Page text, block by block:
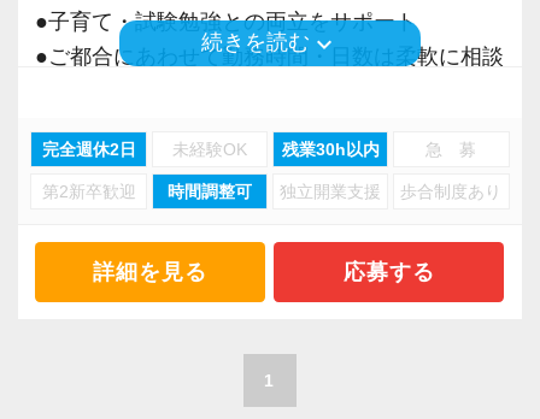
Q. 当事務所を選んだ理由は？
A. 幅広い業務を経験できる点に魅力を感じ、入
Q. 実際に働いてみてどうですか？
A. さまざまな業務を任せてもらえるので、以前
より成長スピードが上がったと感じています。
Q. 職場の雰囲気は？
場だと感じています。
●子育て・試験勉強との両立をサポート
●ご都合にあわせて勤務時間・日数は柔軟に相談
当事務所は、創業期や成長期の企業を中心に支
現代では電子化が進んでいることから人も会社
も生産性が求められており、当事務所でもDXを
職員一人ひとりの力がそのまま事業運営に直結
するところで、個人事務所ならではの面白さと
続きを読む keyboard_arrow_down
完全週休2日 未経験OK 残業30h以内 急 募
第2新卒歓迎 時間調整可 独立開業支援 歩合制度あり
詳細を見る 応募する
1